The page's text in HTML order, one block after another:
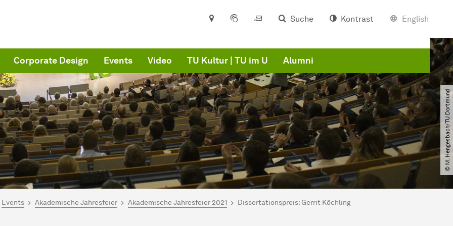
Suche Kontrast English
Corporate Design Events Video TU Kultur | TU im U Alumni
© M. Hengesbach​/​TU Dortmund
hier:
Events Akademische Jahresfeier Akademische Jahresfeier 2021 Dissertationspreis: Gerrit Köchling